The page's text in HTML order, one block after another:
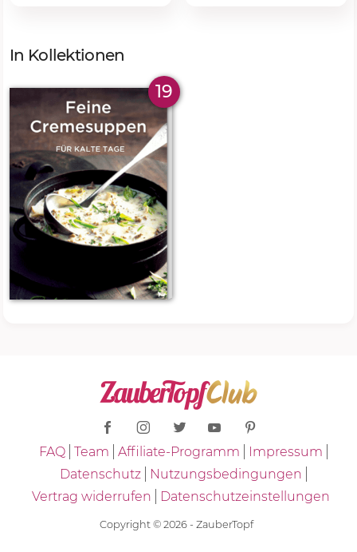
In Kollektionen
19
FAQ Team Affiliate-Programm
Impressum
Datenschutz
Nutzungsbedingungen
Vertrag widerrufen
Datenschutzeinstellungen
Copyright © 2026 - ZauberTopf